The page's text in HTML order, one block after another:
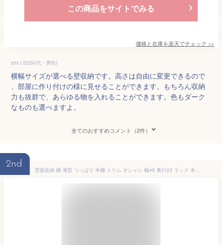
この商品をサイトでみる
価格と在庫を楽天でチェック >>
strv.122(50代・男性)
横幅サイズが選べる壁収納です。高さは自由に変更できるので
、部屋に作り付けの様に見せることができます。もちろん収納
力も抜群で、あらゆる物を入れることができます。色もダーク
なものも選べますよ。
全てのおすすめコメント（2件）
2nd
壁面収納 棚 薄型 つっぱり 本棚 スリム オシャレ 幅45 奥行23 ラック 本体 オープンラック 木製 大容量 耐震 棚 おしゃれ 北欧 突っ張り 収納 リビング 収納棚 省スペース マンガ収納 漫画 モダン 地震対策 天井 ナチュラル/ブラウン/ホワイト pr2-450 プローバー2 works